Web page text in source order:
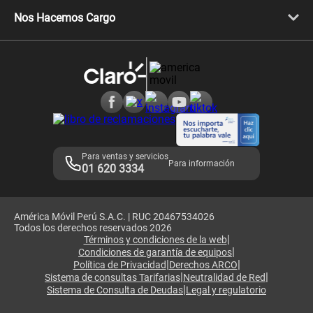
Celulares Motorola
Llamada por llamada
Comprobantes electrónicos
Consulta de IMEI
Nos Hacemos Cargo
Consulta de reclamos
Adquirientes iPhone 6, 6S y SE
Mensaje de Seguridad
Términos y Condiciones de Tienda Claro
Libro de Reclamaciones
Para ventas y servicios
01 620 3334 Para información
América Móvil Perú S.A.C. | RUC 20467534026
Todos los derechos reservados 2026
Términos y condiciones de la web|
Condiciones de garantía de equipos|
Política de Privacidad|Derechos ARCO|
Sistema de consultas Tarifarias|Neutralidad de Red|
Sistema de Consulta de Deudas|Legal y regulatorio